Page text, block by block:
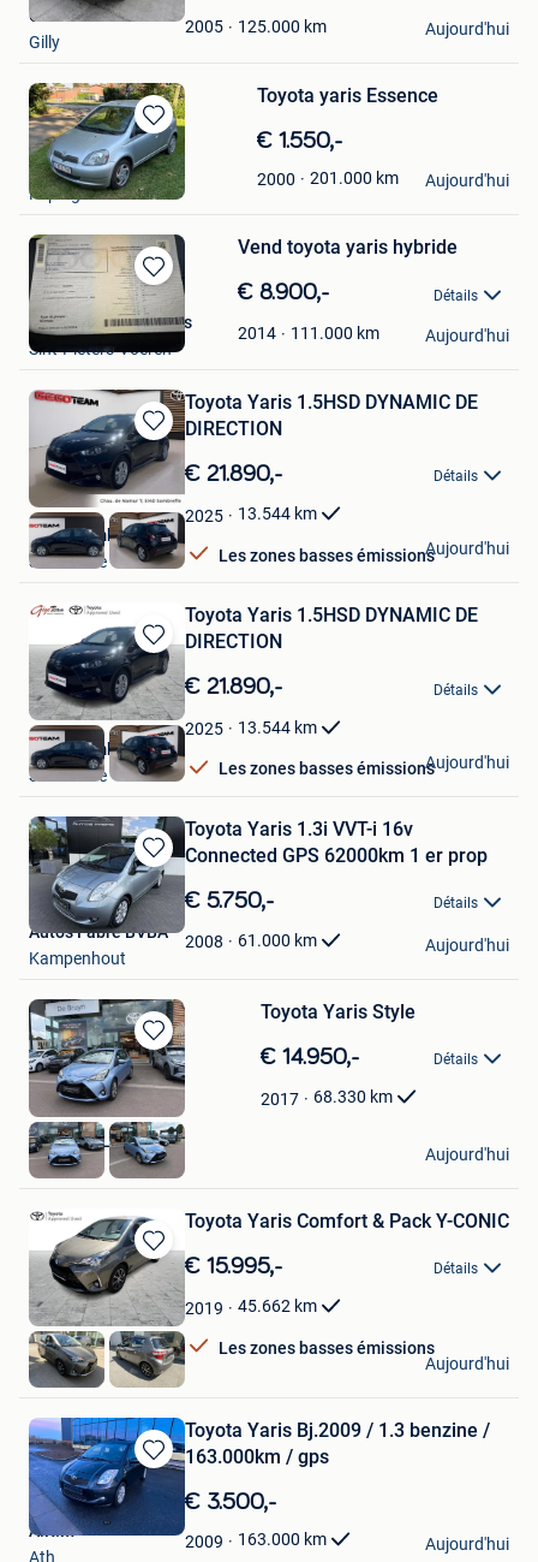
Favoris2005 125.000 km
Chris
Gilly
Aujourd'hui
Sauvegarder
dans
Mes
Favoris
Toyota yaris Essence
€ 1.550,-
2000 201.000 km
Amj autobedrijf
Pepingen
Aujourd'hui
Sauvegarder
dans
Mes
Favoris
Vend toyota yaris hybride
€ 8.900,- Détails
2014 111.000 km
Jean-Marie Gerhards
Sint-Pieters-Voeren
Aujourd'hui
Sauvegarder
dans
Mes
Favoris
Toyota Yaris 1.5HSD DYNAMIC DE
DIRECTION
€ 21.890,- Détails
2025 13.544 km
Les zones basses émissions
Gégo Sombreffe
Sombreffe
Aujourd'hui
Sauvegarder
dans
Mes
Favoris
Toyota Yaris 1.5HSD DYNAMIC DE
DIRECTION
€ 21.890,- Détails
2025 13.544 km
Les zones basses émissions
Gégo Sombreffe
Sombreffe
Aujourd'hui
Sauvegarder
dans
Mes
Favoris
Toyota Yaris 1.3i VVT-i 16v
Connected GPS 62000km 1 er prop
€ 5.750,- Détails
2008 61.000 km
Auto's Fabre BVBA
Kampenhout
Aujourd'hui
Sauvegarder
dans
Mes
Favoris
Toyota Yaris Style
€ 14.950,- Détails
2017 68.330 km
De Bruyn Leuven
Herent
Aujourd'hui
Sauvegarder
dans
Mes
Favoris
Toyota Yaris Comfort & Pack Y-CONIC
€ 15.995,- Détails
2019 45.662 km
Les zones basses émissions
Sturbois
Waudrez
Aujourd'hui
Sauvegarder
dans
Favoris
Toyota Yaris Bj.2009 / 1.3 benzine /
163.000km / gps
€ 3.500,-
2009 163.000 km
A.R.M
Ath
Aujourd'hui